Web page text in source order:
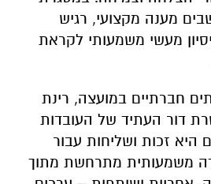
מענה מקצועי, רגיש
מעשי משמעותי לקראת
חברתיים במועצה, רינת
דור העתיד של העובדות
היא זכות ושליחות עבור
משמעותית מתרחשת מתוך